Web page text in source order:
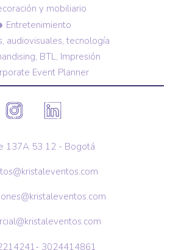
y mobiliario
Entretenimiento
audiovisuales, tecnología
BTL, Impresión
Event Planner
137A 53 12 - Bogotá
3024414861